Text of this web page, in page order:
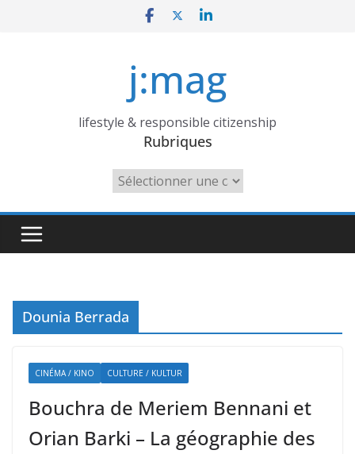
j:mag
lifestyle & responsible citizenship
Rubriques
Rubriques
Dounia Berrada
CINÉMA / KINO CULTURE / KULTUR
Bouchra de Meriem Bennani et
Orian Barki – La géographie des